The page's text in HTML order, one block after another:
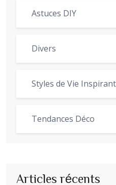
Astuces DIY
Divers
Styles de Vie
Tendances Déco
Articles récents